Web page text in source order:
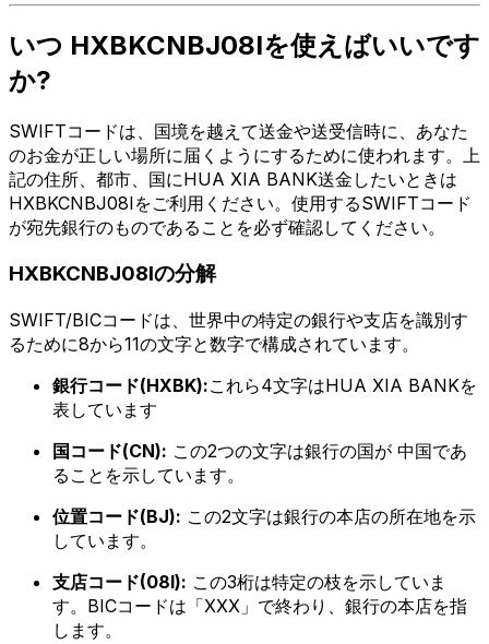
いつ HXBKCNBJ08Iを使えばいいです
か?
SWIFTコードは、国境を越えて送金や送受信時に、あなた
のお金が正しい場所に届くようにするために使われます。上
記の住所、都市、国にHUA XIA BANK送金したいときは
HXBKCNBJ08Iをご利用ください。使用するSWIFTコード
が宛先銀行のものであることを必ず確認してください。
HXBKCNBJ08Iの分解
SWIFT/BICコードは、世界中の特定の銀行や支店を識別す
るために8から11の文字と数字で構成されています。
銀行コード(HXBK):これら4文字はHUA XIA BANKを
表しています
国コード(CN): この2つの文字は銀行の国が 中国であ
ることを示しています。
位置コード(BJ): この2文字は銀行の本店の所在地を示
しています。
支店コード(08I): この3桁は特定の枝を示していま
す。BICコードは「XXX」で終わり、銀行の本店を指
します。